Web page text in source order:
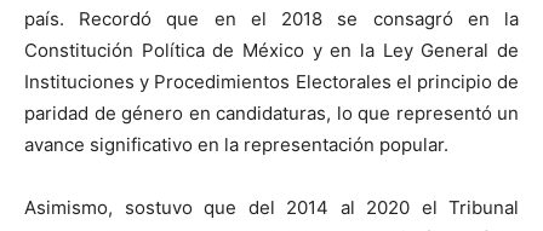
país. Recordó que en el 2018 se consagró en la
Constitución Política de México y en la Ley General de
Instituciones y Procedimientos Electorales el principio de
paridad de género en candidaturas, lo que representó un
avance significativo en la representación popular.
Asimismo, sostuvo que del 2014 al 2020 el Tribunal